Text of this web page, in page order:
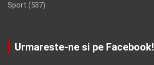
Sport (537)
Urmareste-ne si pe Facebook!